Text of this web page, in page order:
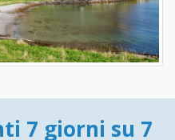
7 giorni su 7